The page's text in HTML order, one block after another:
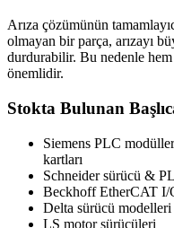
Arıza çözümünün
olmayan bir parça, arızayı
durdurabilir. Bu nedenle
önemlidir.
Stokta Bulunan
Siemens PLC
kartları
Schneider sürücü &
Beckhoff EtherCAT I/
Delta sürücü modelleri
LS motor sürücüleri